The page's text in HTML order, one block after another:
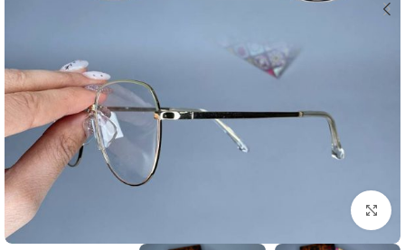
بزرگنمایی تصویر